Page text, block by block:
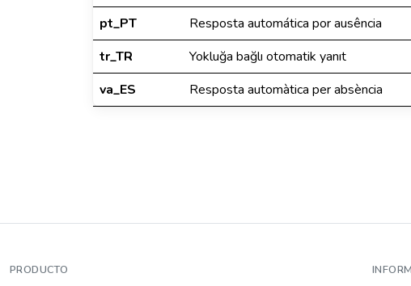
pt_PT
Resposta automática por ausência
tr_TR
Yokluğa bağlı otomatik yanıt
va_ES
Resposta automàtica per absència
PRODUCTO